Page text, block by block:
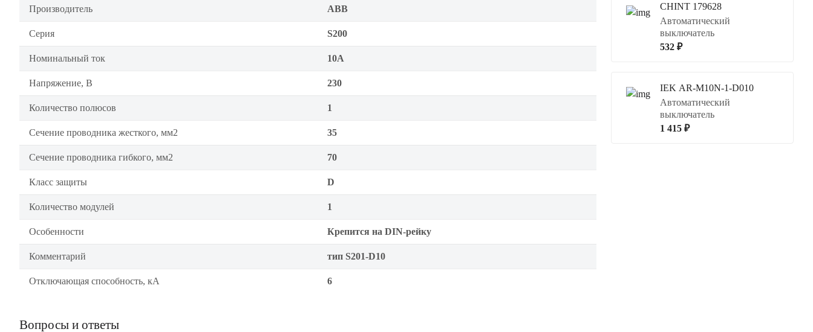
Производитель ABB
Серия S200
Номинальный ток 10А
Напряжение, В 230
Количество полюсов 1
Сечение проводника жесткого, мм2 35
Сечение проводника гибкого, мм2 70
Класс защиты D
Количество модулей 1
Особенности Крепится на DIN-рейку
Комментарий тип S201-D10
Отключающая способность, кА 6
Вопросы и ответы
CHINT 179628
Автоматический
выключатель
532 ₽
IEK AR-M10N-1-D010
Автоматический
выключатель
1 415 ₽